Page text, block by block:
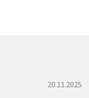
20.11.2025